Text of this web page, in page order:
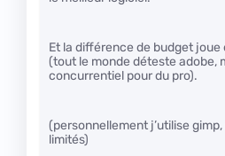
Et la différence de budget
(tout le monde déteste adobe,
concurrentiel pour du pro).
(personnellement j’utilise
limités)